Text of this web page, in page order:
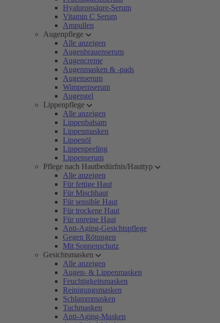
Hyaluronsäure-Serum
Vitamin C Serum
Ampullen
Augenpflege
Alle anzeigen
Augenbrauenserum
Augencreme
Augenmasken & -pads
Augenserum
Wimpernserum
Augengel
Lippenpflege
Alle anzeigen
Lippenbalsam
Lippenmasken
Lippenöl
Lippenpeeling
Lippenserum
Pflege nach Hautbedürfnis/Hauttyp
Alle anzeigen
Für fettige Haut
Für Mischhaut
Für sensible Haut
Für trockene Haut
Für unreine Haut
Anti-Aging-Gesichtspflege
Gegen Rötungen
Mit Sonnenschutz
Gesichtsmasken
Alle anzeigen
Augen- & Lippenmasken
Feuchtigkeitsmasken
Reinigungsmasken
Schlammmasken
Tuchmasken
Anti-Aging-Masken